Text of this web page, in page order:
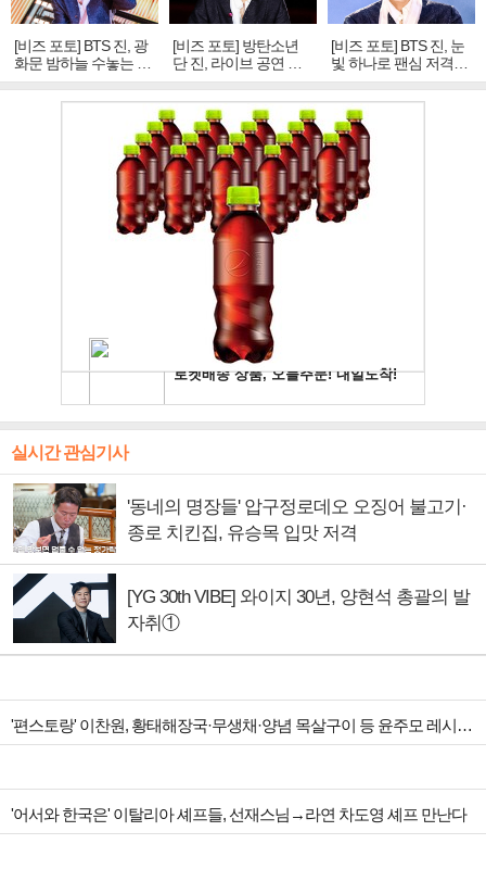
[비즈 포토] BTS 진, 광
화문 밤하늘 수놓는 '비
주얼 킹'의 열창
[비즈 포토] 방탄소년
단 진, 라이브 공연 중
빛나는 독보적 아우라
[비즈 포토] BTS 진, 눈
빛 하나로 팬심 저격…
독보적 카리스마
실시간 관심기사
'동네의 명장들' 압구정로데오 오징어 불고기·
종로 치킨집, 유승목 입맛 저격
[YG 30th VIBE] 와이지 30년, 양현석 총괄의 발
자취①
'편스토랑' 이찬원, 황태해장국·무생채·양념 목살구이 등 윤주모 레시피 섭렵
'어서와 한국은' 이탈리아 셰프들, 선재스님→라연 차도영 셰프 만난다